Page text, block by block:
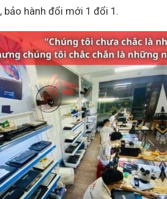
bảo hành đổi mới 1 đổi 1.